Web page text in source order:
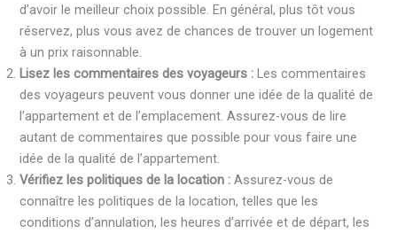
d’avoir le meilleur choix possible. En général, plus tôt vous
réservez, plus vous avez de chances de trouver un logement
à un prix raisonnable.
Lisez les commentaires des voyageurs : Les commentaires
des voyageurs peuvent vous donner une idée de la qualité de
l’appartement et de l’emplacement. Assurez-vous de lire
autant de commentaires que possible pour vous faire une
idée de la qualité de l’appartement.
Vérifiez les politiques de la location : Assurez-vous de
connaître les politiques de la location, telles que les
conditions d’annulation, les heures d’arrivée et de départ, les